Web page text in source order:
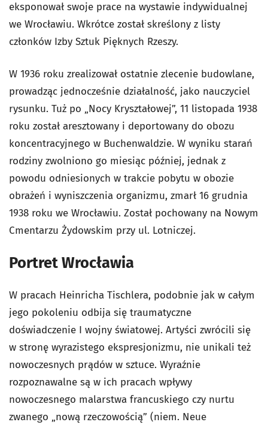
eksponował swoje prace na wystawie indywidualnej
we Wrocławiu. Wkrótce został skreślony z listy
członków Izby Sztuk Pięknych Rzeszy.
W 1936 roku zrealizował ostatnie zlecenie budowlane,
prowadząc jednocześnie działalność, jako nauczyciel
rysunku. Tuż po „Nocy Kryształowej”, 11 listopada 1938
roku został aresztowany i deportowany do obozu
koncentracyjnego w Buchenwaldzie. W wyniku starań
rodziny zwolniono go miesiąc później, jednak z
powodu odniesionych w trakcie pobytu w obozie
obrażeń i wyniszczenia organizmu, zmarł 16 grudnia
1938 roku we Wrocławiu. Został pochowany na Nowym
Cmentarzu Żydowskim przy ul. Lotniczej.
Portret Wrocławia
W pracach Heinricha Tischlera, podobnie jak w całym
jego pokoleniu odbija się traumatyczne
doświadczenie I wojny światowej. Artyści zwrócili się
w stronę wyrazistego ekspresjonizmu, nie unikali też
nowoczesnych prądów w sztuce. Wyraźnie
rozpoznawalne są w ich pracach wpływy
nowoczesnego malarstwa francuskiego czy nurtu
zwanego „nową rzeczowością” (niem. Neue